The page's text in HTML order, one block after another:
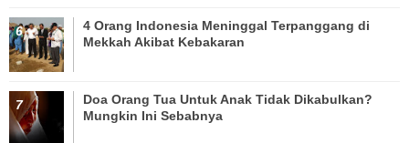
4 Orang Indonesia Meninggal Terpanggang di
Mekkah Akibat Kebakaran
Doa Orang Tua Untuk Anak Tidak Dikabulkan?
Mungkin Ini Sebabnya